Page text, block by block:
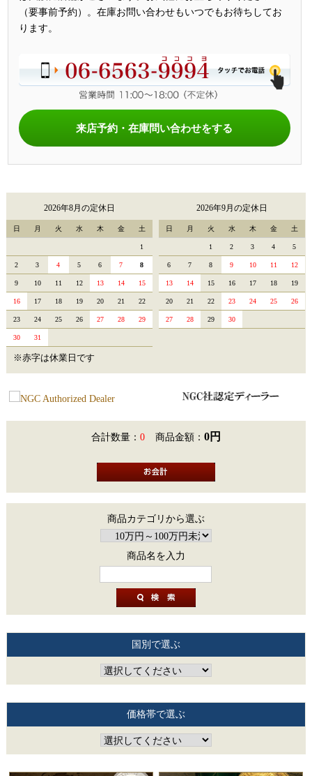
（要事前予約）。在庫お問い合わせもいつでもお待ちしてお
ります。
来店予約・在庫問い合わせをする
2026年8月の定休日
日 月 火 水 木 金 土
1
2 3 4 5 6 7 8
9 10 11 12 13 14 15
16 17 18 19 20 21 22
23 24 25 26 27 28 29
30 31
2026年9月の定休日
日 月 火 水 木 金 土
1 2 3 4 5
6 7 8 9 10 11 12
13 14 15 16 17 18 19
20 21 22 23 24 25 26
27 28 29 30
※赤字は休業日です
合計数量： 0 商品金額： 0円
商品カテゴリから選ぶ
商品名を入力
国別で選ぶ
価格帯で選ぶ